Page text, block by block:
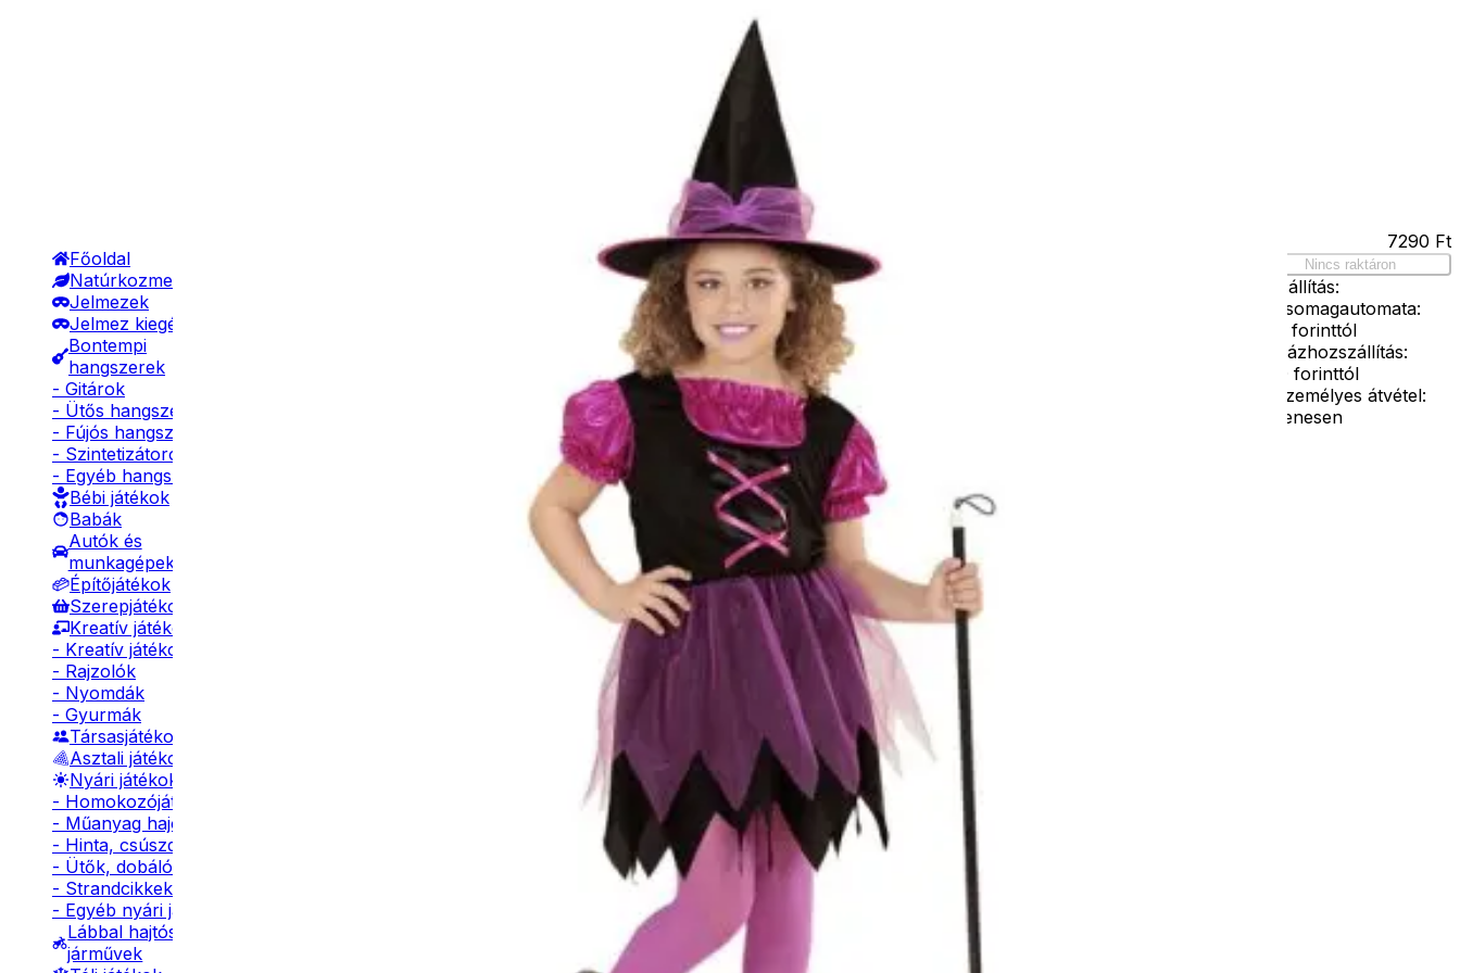
Kategóriák
Főoldal
Natúrkozmetikumok
Jelmezek
Jelmez kiegészítők
Bontempi
hangszerek
- Gitárok
- Ütős hangszerek
- Fújós hangszerek
- Szintetizátorok
- Egyéb hangszerek
Bébi játékok
Babák
Autók és
munkagépek
Építőjátékok
Szerepjátékok
Kreatív játékok
- Kreatív játékok
- Rajzolók
- Nyomdák
- Gyurmák
Társasjátékok
Asztali játékok
Nyári játékok
- Homokozójátékok
- Műanyag hajók
- Hinta, csúszda
- Ütők, dobálók
- Strandcikkek
- Egyéb nyári játékok
Lábbal hajtós
járművek
Pimasz boszi jelmez 128-as
Elérhetőség Nincs raktáron
Értesítés
Értesíts ha elérhető
Méret
128[Mérettáblázat
Célcsoport
Lány jelmez
Boszorkány
Ajánlott
korosztály
5 éves kortól 7 éves korig
Widmann
Cikkszám
w15246
Csomag
tartalma
ruha, kalap.
Rövid leírás
Pimasz boszi jelmez 128-as
Részletes
leírás
Jó minőségű gyermekjelmez (Pimasz boszi jelmez 128-as),
hogy gyermeke mindig új és változatos egyéniség lehessen.
Egyéb
Anyaga 100 % poliészter, mely 30 C fokon kézzel mosható.
Nem vasalható, nyílt lángtól és sugárzó hőtől kérjük távol
tartani. A méretproblémából adódó jelmezcserénél a
postaköltségek a vevőt terhelik! Jelmezcserénél a
postaköltséget csak minőségi probléma esetén tudjuk
átvállalni. Tájékoztatjuk kedves vásárlóinkat, hogy a
jelmezek nem tartalmazzák a kiegészítőket, mint például
harisnya, ékszer, cipő, paróka, kesztyű, kardok, kemény
kalapok, varázspálca, seprű, szakáll, bajusz, műanyag
korona, esernyő, vasvilla, stb. Amennyiben a képen több
termék szerepel, az ár minden esetben egy termékre
vonatkozik!
7290 Ft
Nincs raktáron
Szállítás:
- Csomagautomata:
1190 forinttól
- Házhozszállítás:
2190 forinttól
- Személyes átvétel:
ingyenesen